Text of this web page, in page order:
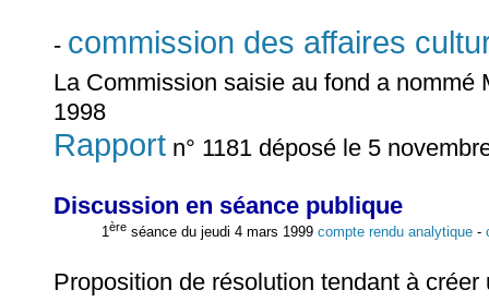
- commission des affaires
La Commission saisie au fond a nommé
1998
Rapport n° 1181 déposé le 5
Discussion en séance publique
1ère séance du jeudi 4 mars 1999compte rendu analytique -
Proposition de résolution tendant à